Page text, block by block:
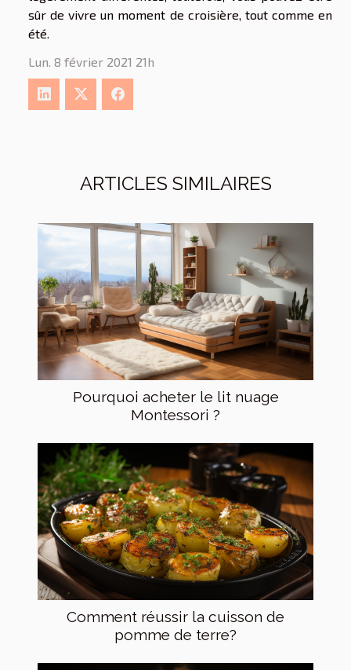
ARTICLES SIMILAIRES
Pourquoi acheter le lit nuage
Montessori ?
Comment réussir la cuisson de
pomme de terre?
sûr de vivre un moment de croisière, tout comme en
été.
Lun. 8 février 2021 21h